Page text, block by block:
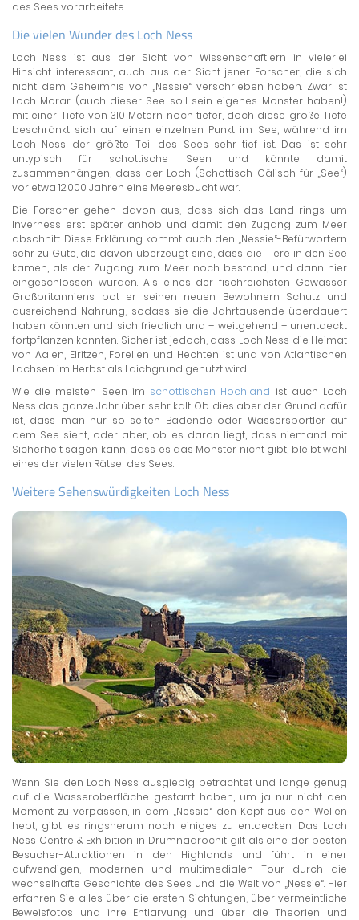
des Sees vorarbeitete.
Die vielen Wunder des Loch Ness
Loch Ness ist aus der Sicht von Wissenschaftlern in vielerlei
Hinsicht interessant, auch aus der Sicht jener Forscher, die sich
nicht dem Geheimnis von „Nessie“ verschrieben haben. Zwar ist
Loch Morar (auch dieser See soll sein eigenes Monster haben!)
mit einer Tiefe von 310 Metern noch tiefer, doch diese große Tiefe
beschränkt sich auf einen einzelnen Punkt im See, während im
Loch Ness der größte Teil des Sees sehr tief ist. Das ist sehr
untypisch für schottische Seen und könnte damit
zusammenhängen, dass der Loch (Schottisch-Gälisch für „See“)
vor etwa 12.000 Jahren eine Meeresbucht war.
Die Forscher gehen davon aus, dass sich das Land rings um
Inverness erst später anhob und damit den Zugang zum Meer
abschnitt. Diese Erklärung kommt auch den „Nessie“-Befürwortern
sehr zu Gute, die davon überzeugt sind, dass die Tiere in den See
kamen, als der Zugang zum Meer noch bestand, und dann hier
eingeschlossen wurden. Als eines der fischreichsten Gewässer
Großbritanniens bot er seinen neuen Bewohnern Schutz und
ausreichend Nahrung, sodass sie die Jahrtausende überdauert
haben könnten und sich friedlich und – weitgehend – unentdeckt
fortpflanzen konnten. Sicher ist jedoch, dass Loch Ness die Heimat
von Aalen, Elritzen, Forellen und Hechten ist und von Atlantischen
Lachsen im Herbst als Laichgrund genutzt wird.
Wie die meisten Seen im schottischen Hochland ist auch Loch
Ness das ganze Jahr über sehr kalt. Ob dies aber der Grund dafür
ist, dass man nur so selten Badende oder Wassersportler auf
dem See sieht, oder aber, ob es daran liegt, dass niemand mit
Sicherheit sagen kann, dass es das Monster nicht gibt, bleibt wohl
eines der vielen Rätsel des Sees.
Weitere Sehenswürdigkeiten Loch Ness
Wenn Sie den Loch Ness ausgiebig betrachtet und lange genug
auf die Wasseroberfläche gestarrt haben, um ja nur nicht den
Moment zu verpassen, in dem „Nessie“ den Kopf aus den Wellen
hebt, gibt es ringsherum noch einiges zu entdecken. Das Loch
Ness Centre & Exhibition in Drumnadrochit gilt als eine der besten
Besucher-Attraktionen in den Highlands und führt in einer
aufwendigen, modernen und multimedialen Tour durch die
wechselhafte Geschichte des Sees und die Welt von „Nessie“. Hier
erfahren Sie alles über die ersten Sichtungen, über vermeintliche
Beweisfotos und ihre Entlarvung und über die Theorien und